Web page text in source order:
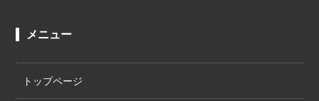
メニュー
トップページ